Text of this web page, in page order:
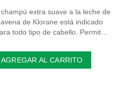
champú extra suave a la leche de
avena de Klorane está indicado
todo tipo de cabello. Permit…
AGREGAR AL CARRITO